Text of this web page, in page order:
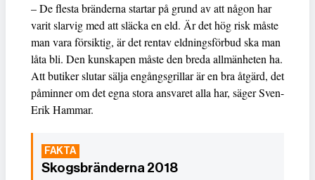
– De flesta bränderna startar på grund av att någon har
varit slarvig med att släcka en eld. Är det hög risk måste
man vara försiktig, är det rentav eldningsförbud ska man
låta bli. Den kunskapen måste den breda allmänheten ha.
Att butiker slutar sälja engångsgrillar är en bra åtgärd, det
påminner om det egna stora ansvaret alla har, säger Sven-
Erik Hammar.
Skogsbränderna 2018